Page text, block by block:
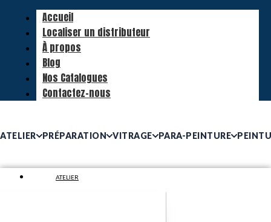
Accueil
Localiser un distributeur
À propos
Blog
Nos Catalogues
Contactez-nous
ATELIER PRÉPARATION VITRAGE PARA-PEINTURE
ATELIER